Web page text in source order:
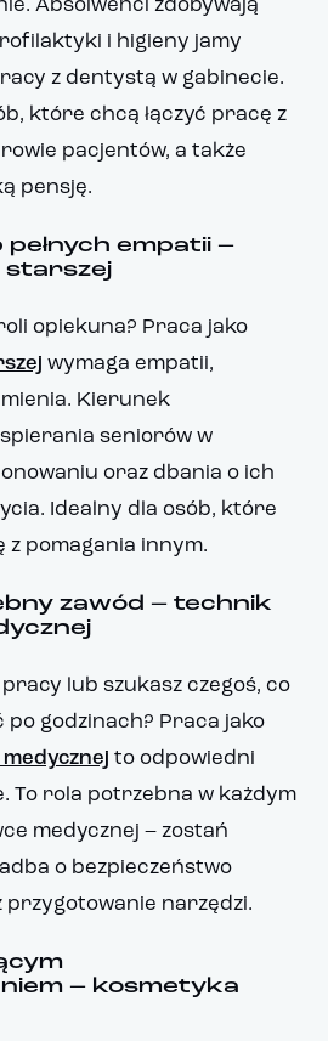
Absolwenci zdobywają
i higieny jamy
z dentystą w gabinecie.
które chcą łączyć pracę z
pacjentów, a także
pensję.
pełnych empatii –
starszej
opiekuna? Praca jako
wymaga empatii,
Kierunek
seniorów w
oraz dbania o ich
Idealny dla osób, które
pomagania innym.
zawód – technik
lub szukasz czegoś, co
po godzinach? Praca jako
to odpowiedni
To rola potrzebna w każdym
medycznej – zostań
o bezpieczeństwo
narzędzi.
– kosmetyka